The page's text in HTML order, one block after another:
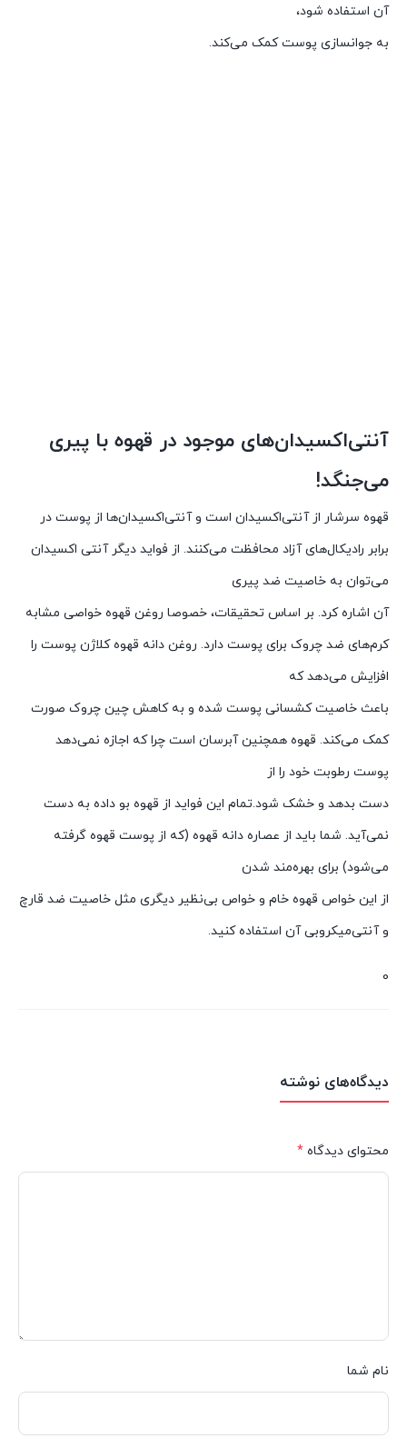
آن استفاده شود،
به جوانسازی پوست کمک می‌کند.
آنتی‌اکسیدان‌های موجود در قهوه با پیری
می‌جنگد!
قهوه سرشار از آنتی‌اکسیدان است و آنتی‌اکسیدان‌ها از پوست در
برابر رادیکال‌های آزاد محافظت می‌کنند. از فواید دیگر آنتی اکسیدان
می‌توان به خاصیت ضد پیری
آن اشاره کرد. بر اساس تحقیقات، خصوصا روغن قهوه خواصی مشابه
کرم‌های ضد چروک برای پوست دارد. روغن دانه قهوه کلاژن پوست را
افزایش می‌دهد که
باعث خاصیت کشسانی پوست شده و به کاهش چین چروک صورت
کمک می‌کند. قهوه همچنین آبرسان است چرا که اجازه نمی‌دهد
پوست رطوبت خود را از
دست بدهد و خشک شود.تمام این فواید از قهوه بو داده به دست
نمی‌آید. شما باید از عصاره دانه قهوه (که از پوست قهوه گرفته
می‌شود) برای بهره‌مند شدن
از این خواص قهوه خام و خواص بی‌نظیر دیگری مثل خاصیت ضد قارچ
و آنتی‌میکروبی آن استفاده کنید.
0
دیدگاه‌های نوشته
محتوای دیدگاه *
نام شما